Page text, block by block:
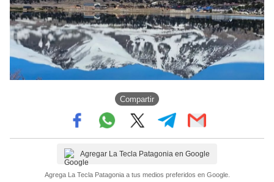
Compartir
Agregar La Tecla Patagonia en Google
Agrega La Tecla Patagonia a tus medios preferidos en Google.